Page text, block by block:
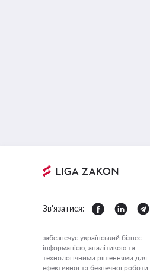
Зв'язатися:
забезпечує український бізнес
інформацією, аналітикою та
технологічними рішеннями для
ефективної та безпечної роботи.